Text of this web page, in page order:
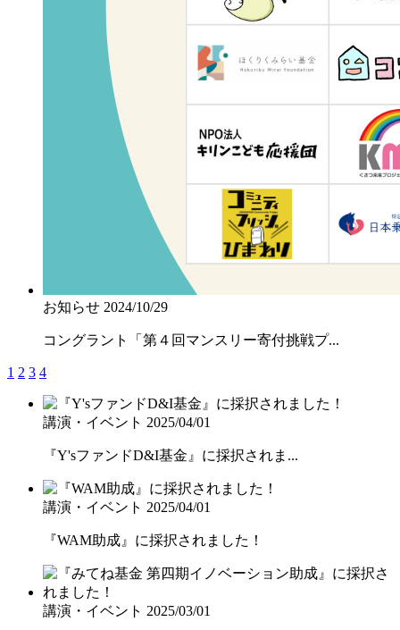
お知らせ 2024/10/29
コングラント「第４回マンスリー寄付挑戦プ...
1 2 3 4
講演・イベント 2025/04/01
『Y'sファンドD&I基金』に採択されま...
講演・イベント 2025/04/01
『WAM助成』に採択されました！
講演・イベント 2025/03/01